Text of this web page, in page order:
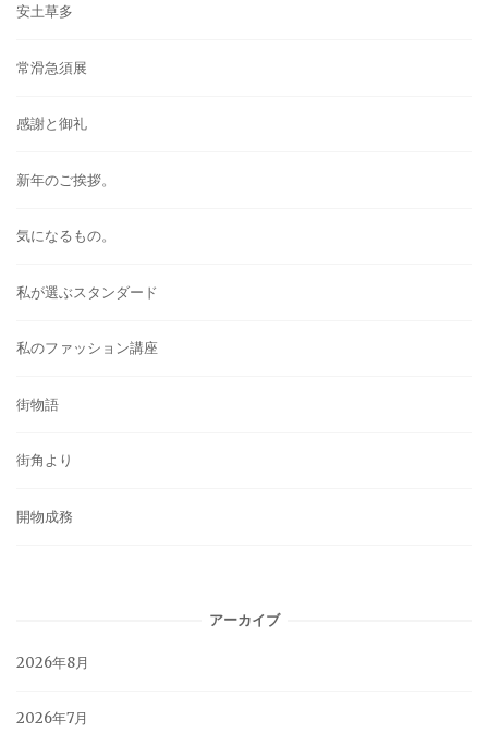
安土草多
常滑急須展
感謝と御礼
新年のご挨拶。
気になるもの。
私が選ぶスタンダード
私のファッション講座
街物語
街角より
開物成務
アーカイブ
2026年8月
2026年7月